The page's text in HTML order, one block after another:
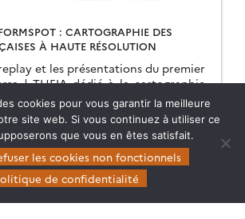
: CARTOGRAPHIE DES
À HAUTE RÉSOLUTION
et les présentations du premier
| THEIA dédié à la cartographie
résolution.
Lire la suite →
cookies pour vous garantir la meilleure
site web. Si vous continuez à utiliser ce
que vous en êtes satisfait.
les cookies non fonctionnels
de confidentialité